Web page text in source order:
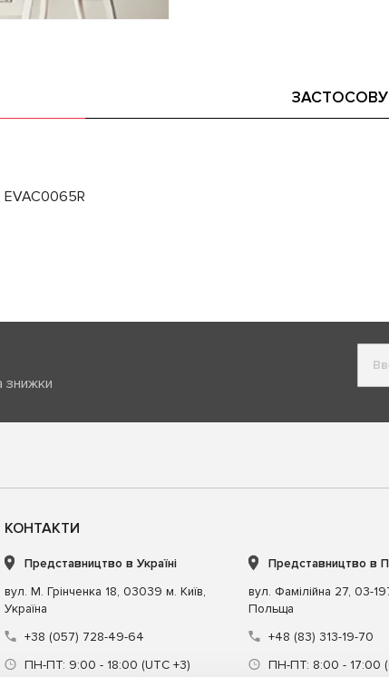
EVAC0065R
знижки
КОНТАКТИ
Представництво в Україні
вул. М. Грінченка 18, 03039 м. Київ,
Україна
+38 (057) 728-49-64
ПН-ПТ: 9:00 - 18:00 (UTC +3)
Представництво в
вул. Фамілійна 27, 03-
Польща
+48 (83) 313-19-70
ПН-ПТ: 8:00 - 17:00